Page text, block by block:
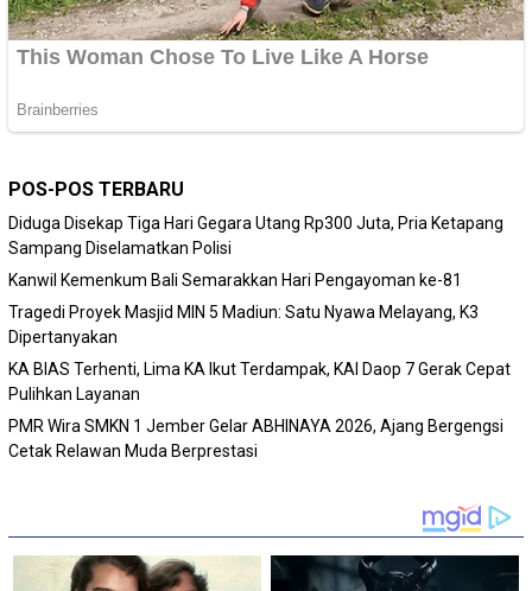
POS-POS TERBARU
Diduga Disekap Tiga Hari Gegara Utang Rp300 Juta, Pria Ketapang
Sampang Diselamatkan Polisi
Kanwil Kemenkum Bali Semarakkan Hari Pengayoman ke-81
Tragedi Proyek Masjid MIN 5 Madiun: Satu Nyawa Melayang, K3
Dipertanyakan
KA BIAS Terhenti, Lima KA Ikut Terdampak, KAI Daop 7 Gerak Cepat
Pulihkan Layanan
PMR Wira SMKN 1 Jember Gelar ABHINAYA 2026, Ajang Bergengsi
Cetak Relawan Muda Berprestasi